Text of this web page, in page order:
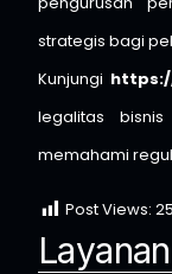
strategis bagi
Kunjungi
legalitas
memahami
Post Views: